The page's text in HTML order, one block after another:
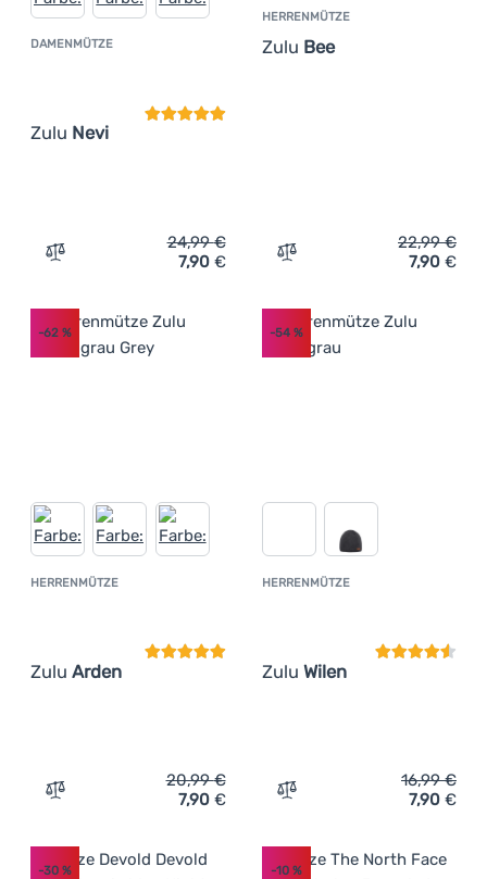
DAMENMÜTZE
Zulu Nevi
Kundenbewertung
Zum Vergleich 'Damenmütze Zulu Nevi' hinzufügen
24,99€
7,90 €
HERRENMÜTZE
Zulu Bee
Zum Vergleich
22,99€
7,90 €
HERRENMÜTZE
Zulu Arden
Kundenbewertung
-62 %
Zum Vergleich 'Herrenmütze Zulu Arden' hinzufügen
20,99€
7,90 €
HERRENMÜTZE
Zulu Wilen
-54%
Zum Vergleich
16,99€
7,90 €
-30 % -10%